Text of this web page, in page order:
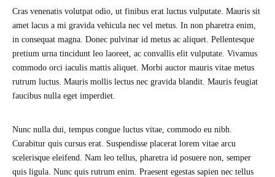
Cras venenatis volutpat odio, ut finibus erat luctus vulputate. Mauris sit
amet lacus a mi gravida vehicula nec vel metus. In non pharetra enim,
in consequat magna. Donec pulvinar id metus ac aliquet. Pellentesque
pretium urna tincidunt leo laoreet, ac convallis elit vulputate. Vivamus
commodo orci iaculis mattis aliquet. Morbi auctor mauris vitae metus
rutrum luctus. Mauris mollis lectus nec gravida blandit. Mauris feugiat
faucibus nulla eget imperdiet.
Nunc nulla dui, tempus congue luctus vitae, commodo eu nibh.
Curabitur quis cursus erat. Suspendisse placerat lorem vitae arcu
scelerisque eleifend. Nam leo tellus, pharetra id posuere non, semper
quis ligula. Nunc quis rutrum enim. Praesent egestas sapien nec tellus